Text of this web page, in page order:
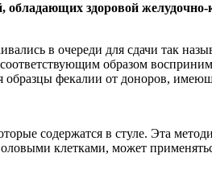
обладающих здоровой
в очереди для сдачи так
образом
образцы фекалии от доноров,
содержатся в стуле. Эта
клетками, может